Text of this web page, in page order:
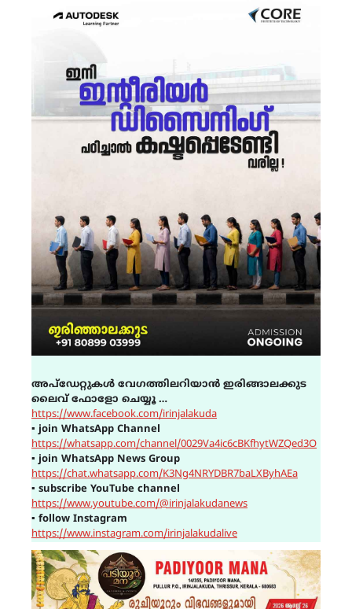
അപ്ഡേറ്റുകൾ വേഗത്തിലറിയാൻ ഇരിങ്ങാലക്കുട
ലൈവ് ഫോളോ ചെയ്യൂ …
https://www.facebook.com/irinjalakuda
▪ join WhatsApp Channel
https://whatsapp.com/channel/0029Va4ic6cBKfhytWZQed3O
▪ join WhatsApp News Group
https://chat.whatsapp.com/K3Ng4NRYDBR7baLXByhAEa
▪ subscribe YouTube channel
https://www.youtube.com/@irinjalakudanews
▪ follow Instagram
https://www.instagram.com/irinjalakudalive